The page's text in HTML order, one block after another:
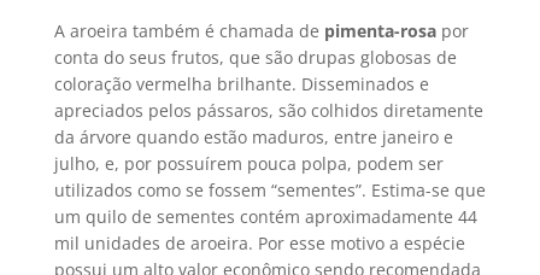
A aroeira também é chamada de pimenta-rosapor
conta do seus frutos, que são drupas globosas de
coloração vermelha brilhante. Disseminados e
apreciados pelos pássaros, são colhidos diretamente
da árvore quando estão maduros, entre janeiro e
julho, e, por possuírem pouca polpa, podem ser
utilizados como se fossem “sementes”. Estima-se que
um quilo de sementes contém aproximadamente 44
mil unidades de aroeira. Por esse motivo a espécie
possui um alto valor econômico sendo recomendada